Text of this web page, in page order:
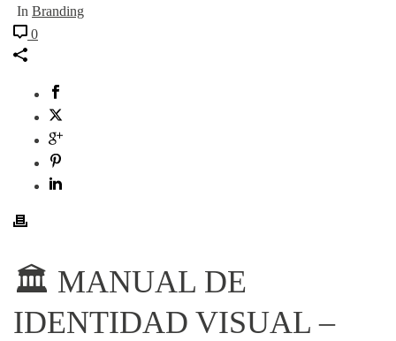
In Branding
0
🏛 MANUAL DE
IDENTIDAD VISUAL –